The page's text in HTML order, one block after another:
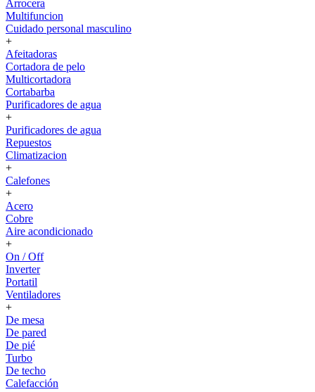
Arrocera
Multifuncion
Cuidado personal masculino
+
Afeitadoras
Cortadora de pelo
Multicortadora
Cortabarba
Purificadores de agua
+
Purificadores de agua
Repuestos
Climatizacion
+
Calefones
+
Acero
Cobre
Aire acondicionado
+
On / Off
Inverter
Portatil
Ventiladores
+
De mesa
De pared
De pié
Turbo
De techo
Calefacción